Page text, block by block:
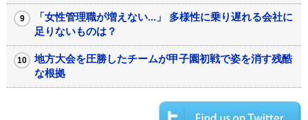
「女性管理職が増えない...」 多様性に乗り遅れる会社に
足りないものは？
地方大会を圧勝したチームが甲子園初戦で姿を消す残酷
な根拠